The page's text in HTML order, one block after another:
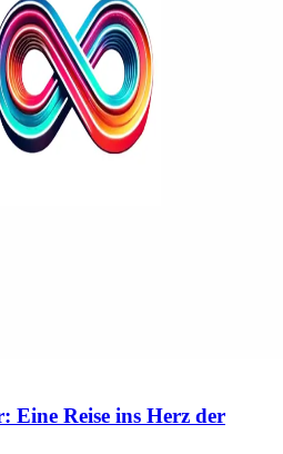
Reise ins Herz der